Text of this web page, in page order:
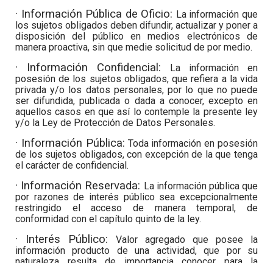
· Información Pública de Oficio: La información que
los sujetos obligados deben difundir, actualizar y poner a
disposición del público en medios electrónicos de
manera proactiva, sin que medie solicitud de por medio.
· Información Confidencial:
La información en
posesión de los sujetos obligados, que refiera a la vida
privada y/o los datos personales, por lo que no puede
ser difundida, publicada o dada a conocer, excepto en
aquellos casos en que así lo contemple la presente ley
y/o la Ley de Protección de Datos Personales.
· Información Pública: Toda información en posesión
de los sujetos obligados, con excepción de la que tenga
el carácter de confidencial.
· Información Reservada: La información pública que
por razones de interés público sea excepcionalmente
restringido el acceso de manera temporal, de
conformidad con el capítulo quinto de la ley.
· Interés Público: Valor agregado que posee la
información producto de una actividad, que por su